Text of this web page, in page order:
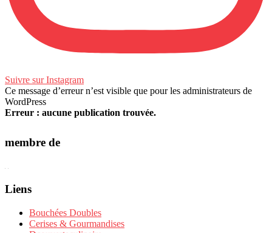
Suivre sur Instagram
Ce message d’erreur n’est visible que pour les administrateurs de
WordPress
Erreur : aucune publication trouvée.
membre de
Liens
Bouchées Doubles
Cerises & Gourmandises